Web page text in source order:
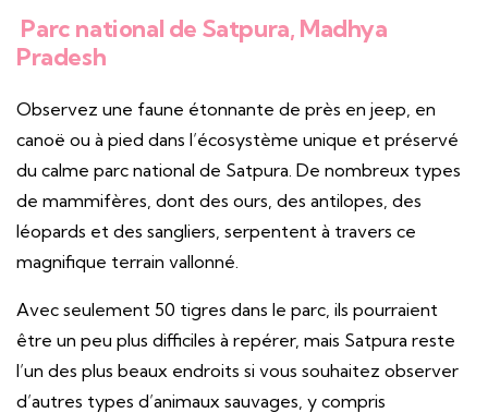
Parc national de Satpura, Madhya
Pradesh
Observez une faune étonnante de près en jeep, en
canoë ou à pied dans l’écosystème unique et préservé
du calme parc national de Satpura. De nombreux types
de mammifères, dont des ours, des antilopes, des
léopards et des sangliers, serpentent à travers ce
magnifique terrain vallonné.
Avec seulement 50 tigres dans le parc, ils pourraient
être un peu plus difficiles à repérer, mais Satpura reste
l’un des plus beaux endroits si vous souhaitez observer
d’autres types d’animaux sauvages, y compris